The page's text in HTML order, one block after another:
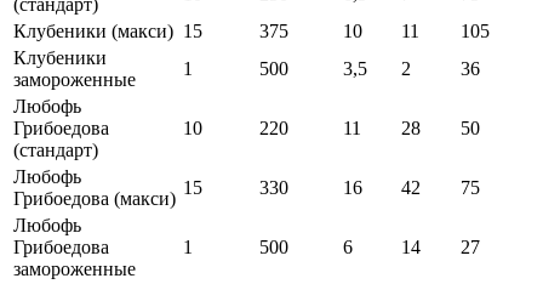
(стандарт)
Клубеники (макси) 15 375 10 11
105
Клубеники
замороженные
1 500 3,5 2
36
Любофь
Грибоедова
(стандарт)
10 220 11 28 50
Любофь
Грибоедова (макси)
15 330 16 42
75
Любофь
Грибоедова
замороженные
1 500 6 14 27